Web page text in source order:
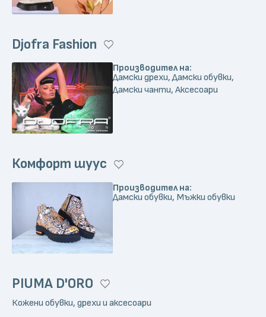
Djofra Fashion
Производител на:
Дамски дрехи, Дамски обувки,
Дамски чанти, Аксесоари
Комфорт шуус
Производител на:
Дамски обувки, Мъжки обувки
PIUMA D'ORO
Кожени обувки, дрехи и аксесоари